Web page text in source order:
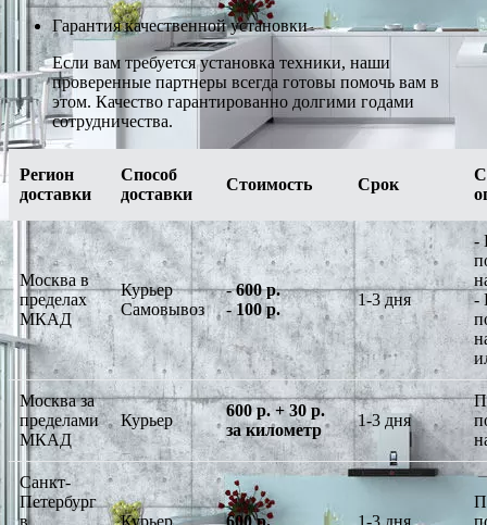
Гарантия качественной установки
Если вам требуется установка техники, наши
проверенные партнеры всегда готовы помочь вам в
этом. Качество гарантированно долгими годами
сотрудничества.
Регион
доставки
Способ
доставки
Стоимость Срок
Москва в
пределах
МКАД
Курьер
Самовывоз
-600 р.
-100 р.
1-3 дня
-
-
Москва за
пределами
МКАД
Курьер
600 р. + 30 р.
за километр
1-3 дня
Санкт-
Петербург
в
Курьер 600 р. 1-3 дня